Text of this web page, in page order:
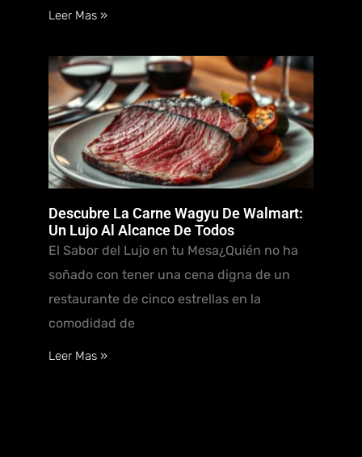
Leer Mas »
Descubre La Carne Wagyu De Walmart:
Un Lujo Al Alcance De Todos
El Sabor del Lujo en tu Mesa¿Quién no ha
soñado con tener una cena digna de un
restaurante de cinco estrellas en la
comodidad de
Leer Mas »